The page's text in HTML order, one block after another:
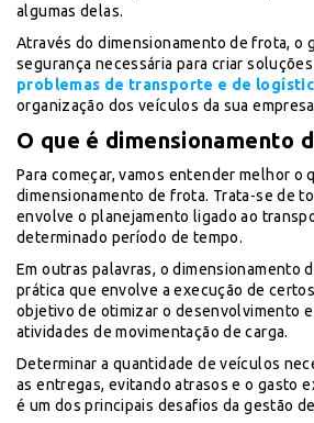
algumas delas.
Através do dimensionamento de frota, o
segurança necessária para criar
problemas de transporte e de
organização dos veículos da sua
O que é dimensionamento
Para começar, vamos entender melhor o
dimensionamento de frota. Trata-se de
envolve o planejamento ligado ao
determinado período de tempo.
Em outras palavras, o dimensionamento
prática que envolve a execução de
objetivo de otimizar o desenvolvimento e
atividades de movimentação de carga.
Determinar a quantidade de veículos
as entregas, evitando atrasos e o gasto
é um dos principais desafios da gestão